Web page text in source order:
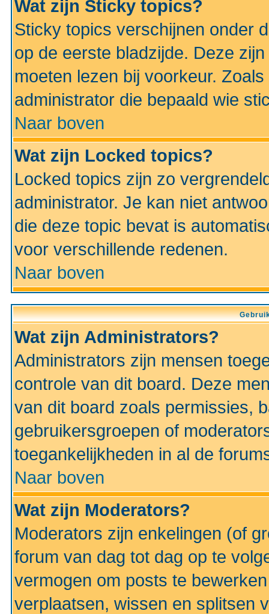
Wat zijn Sticky topics?
Sticky topics verschijnen onder
op de eerste bladzijde. Deze
moeten lezen bij voorkeur.
administrator die bepaald wie
Naar boven
Wat zijn Locked topics?
Locked topics zijn zo
administrator. Je kan niet
die deze topic bevat is
voor verschillende redenen.
Naar boven
Wat zijn Administrators?
Administrators zijn mensen
controle van dit board. Deze
van dit board zoals permissies,
gebruikersgroepen of
toegankelijkheden in al de
Naar boven
Wat zijn Moderators?
Moderators zijn enkelingen (of
forum van dag tot dag op te
vermogen om posts te
verplaatsen, wissen en splitsen